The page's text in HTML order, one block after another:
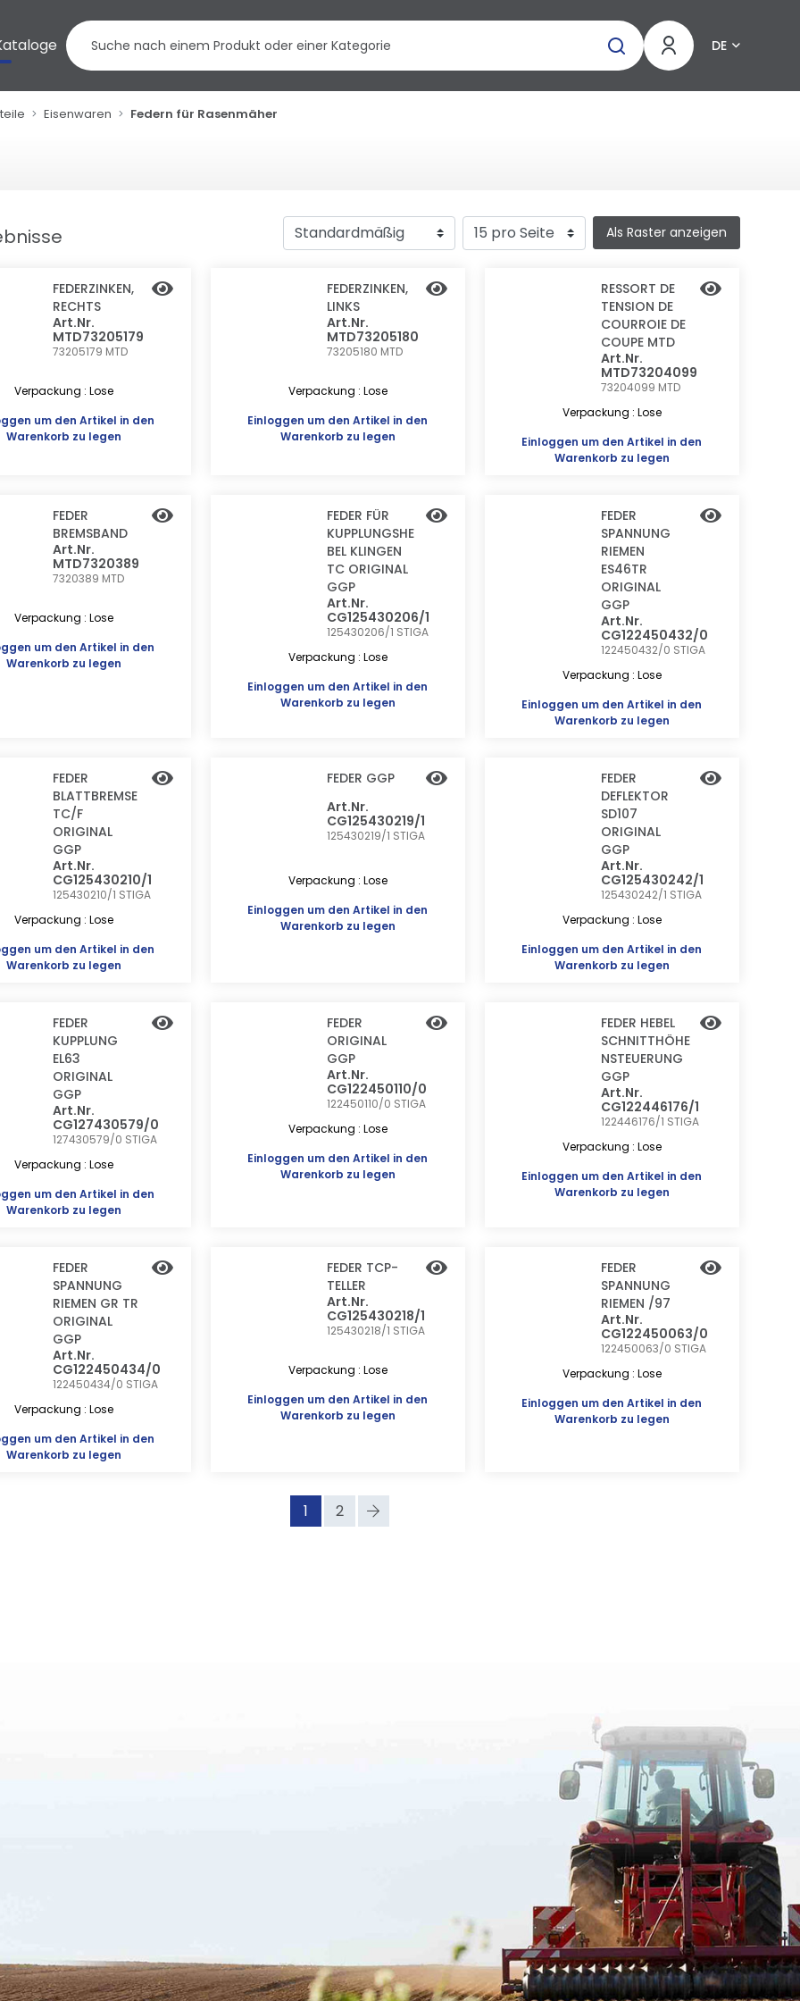
DE
Eisenwaren Federn für Rasenmäher
Als Raster anzeigen
FEDERZINKEN,
RECHTS
Art.Nr.
MTD73205179
73205179 MTD
Verpackung : Lose
um den Artikel in den
Warenkorb zu legen
FEDERZINKEN,
LINKS
Art.Nr.
MTD73205180
73205180 MTD
Verpackung : Lose
Einloggen um den Artikel in den
Warenkorb zu legen
RESSORT DE
TENSION DE
COURROIE DE
COUPE MTD
Art.Nr.
MTD73204099
73204099 MTD
Verpackung : Lose
Einloggen um den Artikel in den
Warenkorb zu legen
FEDER
BREMSBAND
Art.Nr.
MTD7320389
7320389 MTD
Verpackung : Lose
um den Artikel in den
Warenkorb zu legen
FEDER FÜR
KUPPLUNGSHE
BEL KLINGEN
TC ORIGINAL
GGP
Art.Nr.
CG125430206/1
125430206/1 STIGA
Verpackung : Lose
Einloggen um den Artikel in den
Warenkorb zu legen
FEDER
SPANNUNG
RIEMEN
ES46TR
ORIGINAL
GGP
Art.Nr.
CG122450432/0
122450432/0 STIGA
Verpackung : Lose
Einloggen um den Artikel in den
Warenkorb zu legen
FEDER
BLATTBREMSE
TC/F
ORIGINAL
GGP
Art.Nr.
CG125430210/1
125430210/1 STIGA
Verpackung : Lose
um den Artikel in den
Warenkorb zu legen
FEDER GGP
Art.Nr.
CG125430219/1
125430219/1 STIGA
Verpackung : Lose
Einloggen um den Artikel in den
Warenkorb zu legen
FEDER
DEFLEKTOR
SD107
ORIGINAL
GGP
Art.Nr.
CG125430242/1
125430242/1 STIGA
Verpackung : Lose
Einloggen um den Artikel in den
Warenkorb zu legen
FEDER
KUPPLUNG
EL63
ORIGINAL
GGP
Art.Nr.
CG127430579/0
127430579/0 STIGA
Verpackung : Lose
um den Artikel in den
Warenkorb zu legen
FEDER
ORIGINAL
GGP
Art.Nr.
CG122450110/0
122450110/0 STIGA
Verpackung : Lose
Einloggen um den Artikel in den
Warenkorb zu legen
FEDER HEBEL
SCHNITTHÖHE
NSTEUERUNG
GGP
Art.Nr.
CG122446176/1
122446176/1 STIGA
Verpackung : Lose
Einloggen um den Artikel in den
Warenkorb zu legen
FEDER
SPANNUNG
RIEMEN GR TR
ORIGINAL
GGP
Art.Nr.
CG122450434/0
122450434/0 STIGA
Verpackung : Lose
um den Artikel in den
Warenkorb zu legen
FEDER TCP-
TELLER
Art.Nr.
CG125430218/1
125430218/1 STIGA
Verpackung : Lose
Einloggen um den Artikel in den
Warenkorb zu legen
FEDER
SPANNUNG
RIEMEN /97
Art.Nr.
CG122450063/0
122450063/0 STIGA
Verpackung : Lose
Einloggen um den Artikel in den
Warenkorb zu legen
1 2